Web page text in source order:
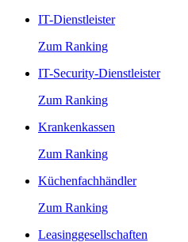
IT-Dienstleister
Zum Ranking
IT-Security-Dienstleister
Zum Ranking
Krankenkassen
Zum Ranking
Küchenfachhändler
Zum Ranking
Leasinggesellschaften